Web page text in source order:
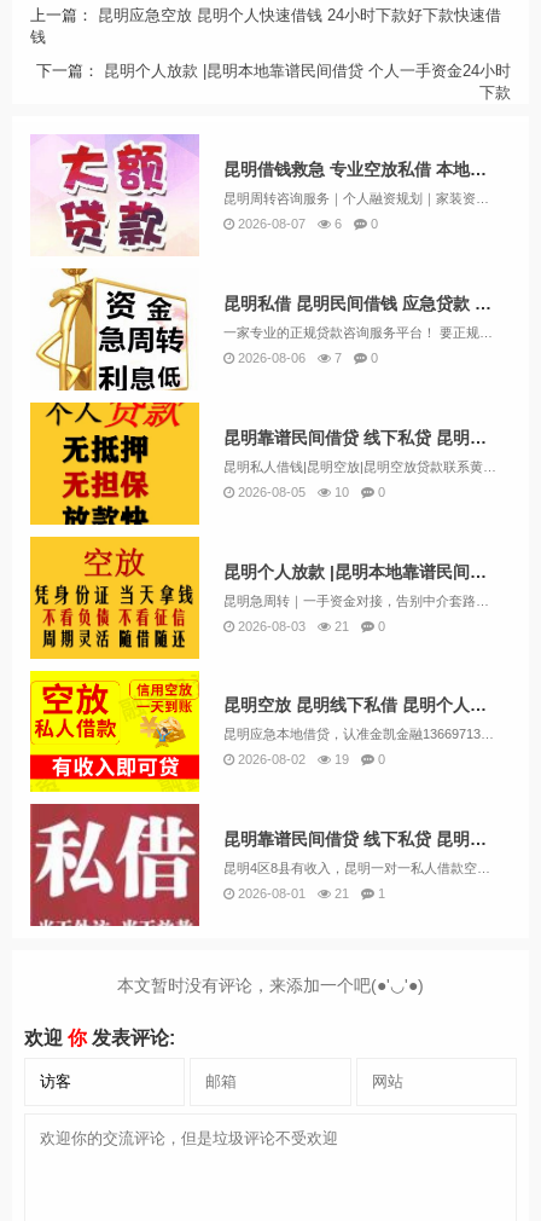
上一篇：
昆明应急空放 昆明个人快速借钱 24小时下款好下款快速借
钱
下一篇：
昆明个人放款 |昆明本地靠谱民间借贷 个人一手资金24小时
下款
昆明借钱救急 专业空放私借 本地快速放款 一对一私借
2026-08-07
6 0
昆明私借 昆明民间借钱 应急贷款 费用透明24小时下款服务
2026-08-06
7 0
昆明靠谱民间借贷 线下私贷 昆明个人空放 上班族可借 无需抵押
2026-08-05
10 0
昆明个人放款 |昆明本地靠谱民间借贷 个人一手资金24小时下款
2026-08-03
21 0
昆明空放 昆明线下私借 昆明个人借钱好下款 24小时应急借钱
昆明应急本地借贷，认准金凯金融13669713414（微信同号）靠谱私人借款民间借贷，专业正规的应急私人借贷。公司主要业务包括:个人无抵押贷款、急用钱、小额贷款、企业贷款、民间贷款、创业贷款、无抵押贷款、经营贷款、短期借款、循环贷款、...
2026-08-02
19 0
昆明靠谱民间借贷 线下私贷 昆明个人空放 上班族可借 无需抵押
2026-08-01
21 1
本文暂时没有评论，来添加一个吧(●'◡'●)
欢迎 你发表评论: